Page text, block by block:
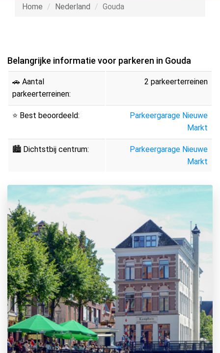
Home Nederland Gouda
Belangrijke informatie voor parkeren in Gouda
🚗 Aantal
parkeerterreinen:
2 parkeerterreinen
⭐ Best beoordeeld:
Parkeergarage Nieuwe
Markt
🏙 Dichtstbij centrum:
Parkeergarage Nieuwe
Markt